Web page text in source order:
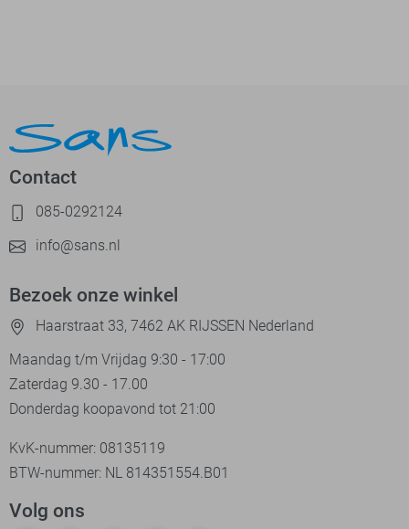
Contact
085-0292124
info@sans.nl
Bezoek onze winkel
Haarstraat 33, 7462 AK RIJSSEN Nederland
Maandag t/m Vrijdag 9:30 - 17:00
Zaterdag 9.30 - 17.00
Donderdag koopavond tot 21:00
KvK-nummer: 08135119
BTW-nummer: NL 814351554.B01
Volg ons